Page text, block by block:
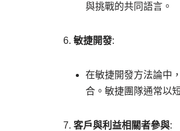
與挑戰的共同語言。
敏捷開發:
在敏捷開發方法論中
合。敏捷團隊通常以
客戶與利益相關者參與: